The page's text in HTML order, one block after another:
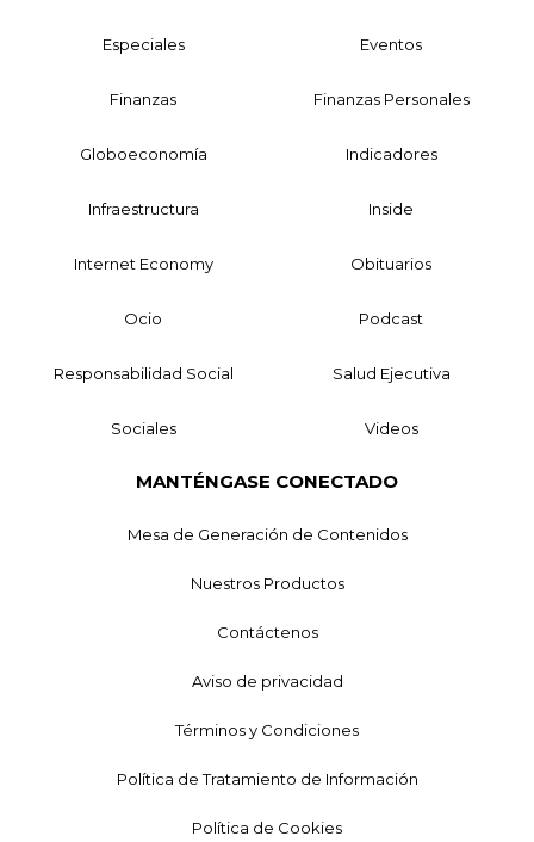
Especiales Eventos
Finanzas Finanzas Personales
Globoeconomía Indicadores
Infraestructura Inside
Internet Economy Obituarios
Ocio Podcast
Responsabilidad Social Salud Ejecutiva
Sociales Videos
MANTÉNGASE CONECTADO
Mesa de Generación de Contenidos
Nuestros Productos
Contáctenos
Aviso de privacidad
Términos y Condiciones
Política de Tratamiento de Información
Política de Cookies